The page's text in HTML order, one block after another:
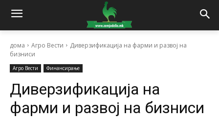
дома Агро Вести
Диверзификација на фарми и развој на
бизниси
Агро Вести Финансирање
Диверзификација на
фарми и развој на бизниси